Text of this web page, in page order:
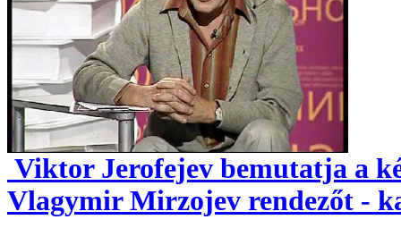
Viktor Jerofejev bemutatja a
Vlagymir Mirzojev rendezőt -